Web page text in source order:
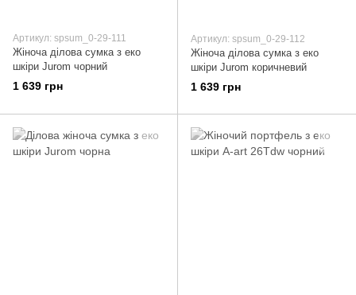
Артикул: spsum_0-29-111
Жіноча ділова сумка з еко
шкіри Jurom чорний
1 639 грн
Артикул: spsum_0-29-112
Жіноча ділова сумка з еко
шкіри Jurom коричневий
1 639 грн